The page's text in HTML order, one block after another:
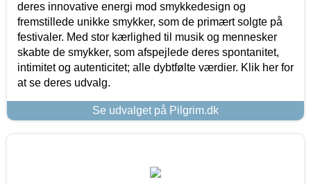
deres innovative energi mod smykkedesign og
fremstillede unikke smykker, som de primært solgte på
festivaler. Med stor kærlighed til musik og mennesker
skabte de smykker, som afspejlede deres spontanitet,
intimitet og autenticitet; alle dybtfølte værdier. Klik her for
at se deres udvalg.
Se udvalget på Pilgrim.dk